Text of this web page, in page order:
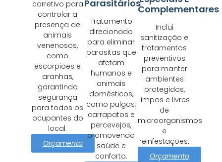
corretivo para
controlar a
presença de
animais
venenosos,
como
escorpiões e
aranhas,
garantindo
segurança
para todos os
ocupantes do
local.
Orçamento
Parasitários
Tratamento
direcionado
para eliminar
parasitas que
afetam
humanos e
animais
domésticos,
como pulgas,
carrapatos e
percevejos,
promovendo
saúde e
conforto.
Complementares
Inclui
sanitização e
tratamentos
preventivos
para manter
ambientes
protegidos,
limpos e livres
de
microorganismos
e
reinfestações.
Orçamento